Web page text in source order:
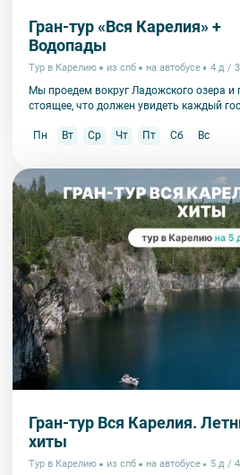
Гран-тур «Вся Карелия» +
Водопады
Тур в Карелию из спб на автобусе 4 д /
Мы проедем вокруг Ладожского озера и
стоящее, что должен увидеть каждый
Пн Вт Ср Чт Пт Сб Вс
Гран-тур Вся Карелия.
хиты
Тур в Карелию из спб на автобусе 5 д /